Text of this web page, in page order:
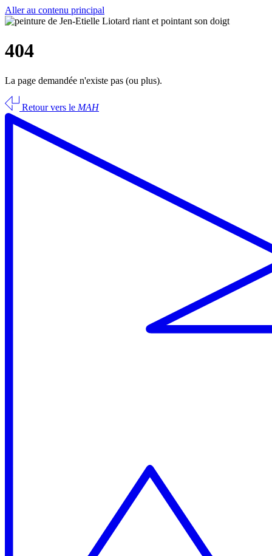
Aller au contenu principal
404
La page demandée n'existe pas (ou plus).
Retour vers le MAH